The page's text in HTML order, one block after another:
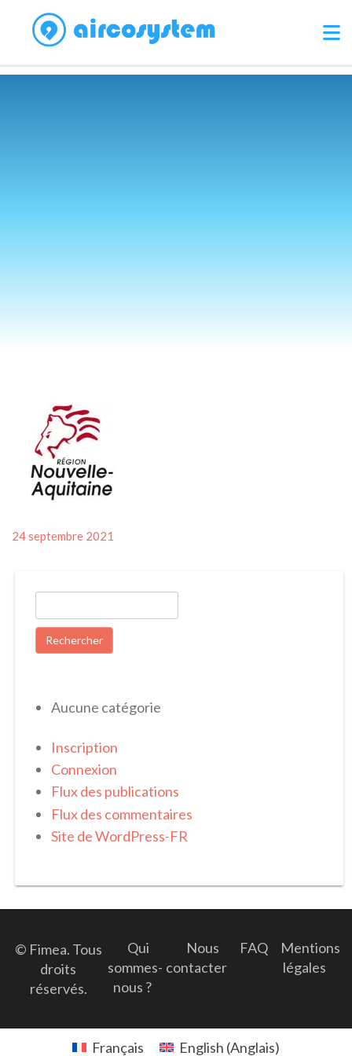
Posted
24 septembre 2021
Aucune catégorie
Inscription
Connexion
Flux des publications
Flux des commentaires
Site de WordPress-FR
© Fimea. Tous
droits
réservés.
Qui
sommes-
nous ?
Nous
contacter
FAQ
Mentions
légales
Français English (Anglais)